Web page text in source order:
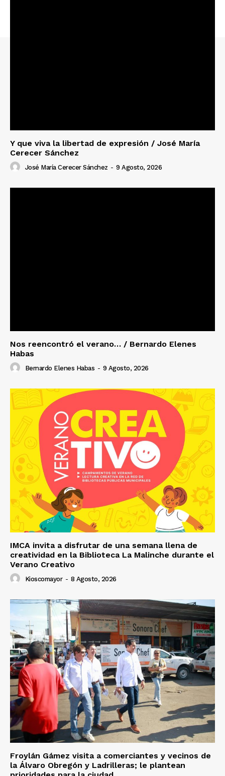
Y que viva la libertad de expresión / José María
Cerecer Sánchez
José María Cerecer Sánchez - 9 Agosto, 2026
Nos reencontró el verano… / Bernardo Elenes
Habas
Bernardo Elenes Habas - 9 Agosto, 2026
IMCA invita a disfrutar de una semana llena de
creatividad en la Biblioteca La Malinche durante el
Verano Creativo
Kioscomayor - 8 Agosto, 2026
Froylán Gámez visita a comerciantes y vecinos de
la Álvaro Obregón y Ladrilleras; le plantean